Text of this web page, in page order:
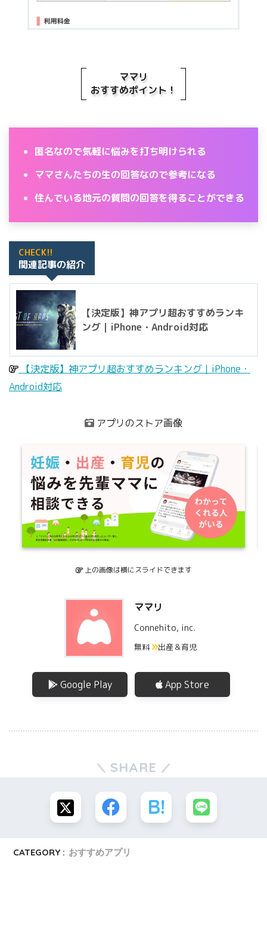
ママリ
おすすめポイント！
匿名なので気軽に悩みを打ち明けられる
ママさんたちの生の回答なので参考になる
住んでいる地元の質問の回答を得ることができる
CHECK!!
関連記事の紹介
【決定版】神アプリ超おすすめランキ
ング｜iPhone・Android対応
【決定版】神アプリ超おすすめランキング｜iPhone・
Android対応
アプリのストア画像
上の画像は横にスライドできます
ママリ
Connehito, inc.
無料 出産＆育児
Google Play App Store
SHARE
CATEGORY : おすすめアプリ